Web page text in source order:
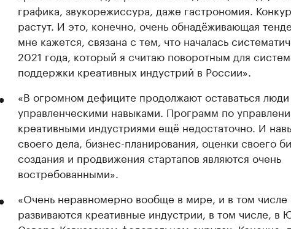
графика, звукорежиссура, даже гастрономия.
растут. И это, конечно, очень обнадёживающая
мне кажется, связана с тем, что началась
2021 года, который я считаю поворотным для
поддержки креативных индустрий в России».
«В огромном дефиците продолжают оставаться
управленческими навыками. Программ по
креативными индустриями ещё недостаточно. И
своего дела, бизнес-планирования, оценки своего
создания и продвижения стартапов являются очень
востребованными».
«Очень неравномерно вообще в мире, и в том числе
развиваются креативные индустрии, в том числе, в